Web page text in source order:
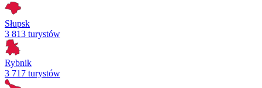
Słupsk
3 813 turystów
Rybnik
3 717 turystów